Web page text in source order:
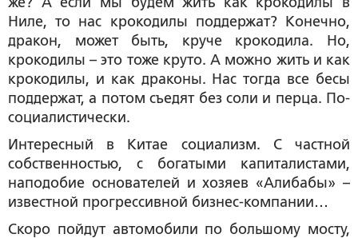
Ниле, то нас крокодилы поддержат? Конечно,
дракон, может быть, круче крокодила. Но,
крокодилы – это тоже круто. А можно жить и как
крокодилы, и как драконы. Нас тогда все бесы
поддержат, а потом съедят без соли и перца. По-
социалистически.
Интересный в Китае социализм. С частной
собственностью, с богатыми капиталистами,
наподобие основателей и хозяев «Алибабы» –
известной прогрессивной бизнес-компании…
Скоро пойдут автомобили по большому мосту,